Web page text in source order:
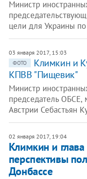
Министр
цели для Украины
03 января 2017, 15:03
ФОТО
Климкин и
КПВВ "Пищевик"
Министр
председатель ОБСЕ,
Австрии Себастьян
02 января 2017, 19:04
Климкин и
перспективы
Донбассе